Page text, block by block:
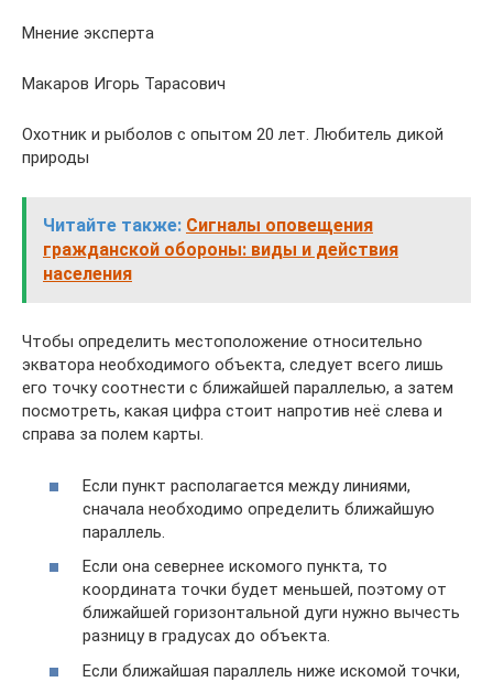
Мнение эксперта
Макаров Игорь Тарасович
Охотник и рыболов с опытом 20 лет. Любитель дикой
природы
Читайте также: Сигналы оповещения
гражданской обороны: виды и действия
населения
Чтобы определить местоположение относительно
экватора необходимого объекта, следует всего лишь
его точку соотнести с ближайшей параллелью, а затем
посмотреть, какая цифра стоит напротив неё слева и
справа за полем карты.
Если пункт располагается между линиями,
сначала необходимо определить ближайшую
параллель.
Если она севернее искомого пункта, то
координата точки будет меньшей, поэтому от
ближайшей горизонтальной дуги нужно вычесть
разницу в градусах до объекта.
Если ближайшая параллель ниже искомой точки,